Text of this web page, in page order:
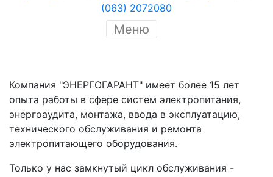
(063) 2072080
Меню
Компания "ЭНЕРГОГАРАНТ" имеет более 15 лет
опыта работы в сфере систем электропитания,
энергоаудита, монтажа, ввода в эксплуатацию,
технического обслуживания и ремонта
электропитающего оборудования.
Только у нас замкнутый цикл обслуживания -